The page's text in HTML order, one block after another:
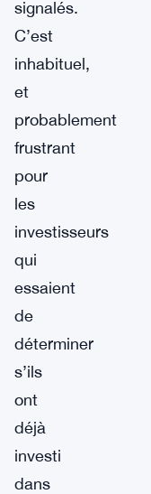
signalés.
C’est
inhabituel,
et
probablement
frustrant
pour
les
investisseurs
qui
essaient
de
déterminer
s’ils
ont
déjà
investi
dans